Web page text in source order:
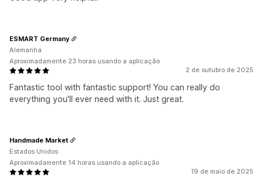
2 de outubro de 2025
Fantastic tool with fantastic support! You can really do
everything you'll ever need with it. Just great.
ESMART Germany
Alemanha
Aproximadamente 23 horas usando a aplicação
19 de maio de 2025
Handmade Market
Estados Unidos
Aproximadamente 14 horas usando a aplicação